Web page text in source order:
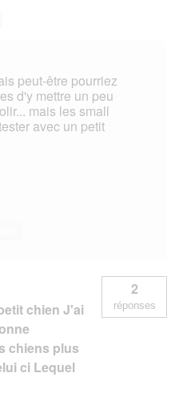
peut-être pourriez
d'y mettre un peu
mais les small
avec un petit
chien J'ai
chiens plus
ci Lequel
2
réponses